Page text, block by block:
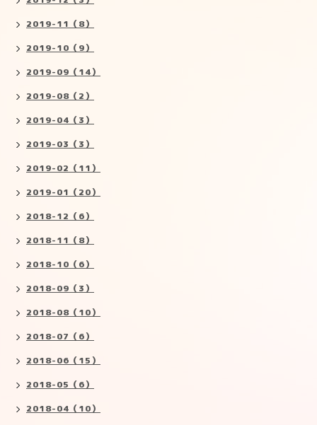
2019-11（8）
2019-10（9）
2019-09（14）
2019-08（2）
2019-04（3）
2019-03（3）
2019-02（11）
2019-01（20）
2018-12（6）
2018-11（8）
2018-10（6）
2018-09（3）
2018-08（10）
2018-07（6）
2018-06（15）
2018-05（6）
2018-04（10）